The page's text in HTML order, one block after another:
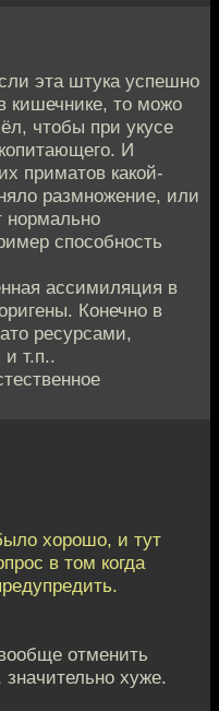
эта штука успешно
кишечнике, то можо
чтобы при укусе
И
приматов какой-
размножение, или
нормально
способность
ассимиляция в
Конечно в
ресурсами,
т.п..
хорошо, и тут
в том когда
отменить
значительно хуже.